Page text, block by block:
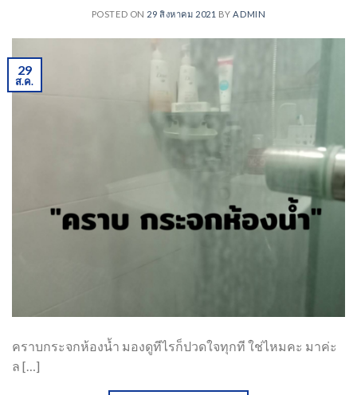
POSTED ON 29 สิงหาคม 2021 BY ADMIN
29
ส.ค.
คราบกระจกห้องน้ำ มองดูทีไรก็ปวดใจทุกที ใช่ไหมคะ มาค่ะ
ล […]